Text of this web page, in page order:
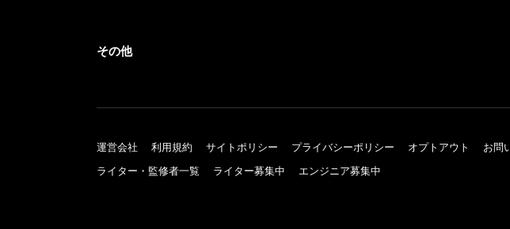
その他
運営会社 利用規約 サイトポリシー プライバシーポリシー オプトアウト お問
ライター・監修者一覧
ライター募集中 エンジニア募集中